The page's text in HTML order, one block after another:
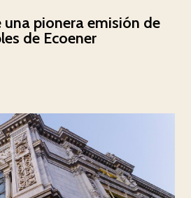
una pionera emisión de
de Ecoener